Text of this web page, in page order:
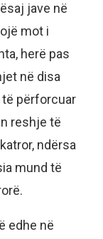
jave në
mot i
herë pas
në disa
përforcuar
reshje të
ndërsa
mund të
edhe në